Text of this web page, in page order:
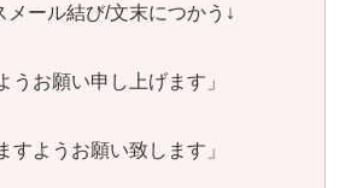
ール結び/文末につかう↓
うお願い申し上げます」
すようお願い致します」